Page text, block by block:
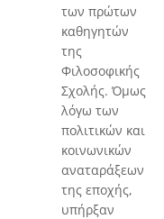
των πρώτων
καθηγητών
της
Φιλοσοφικής
Σχολής. Όμως
λόγω των
πολιτικών και
κοινωνικών
αναταράξεων
της εποχής,
υπήρξαν